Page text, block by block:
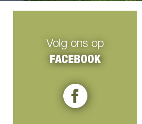
Volg ons op
FACEBOOK